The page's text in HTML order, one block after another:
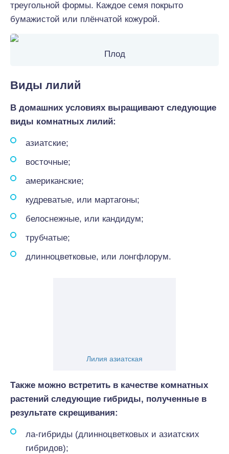
треугольной формы. Каждое семя покрыто
бумажистой или плёнчатой кожурой.
Плод
Виды лилий
В домашних условиях выращивают следующие
виды комнатных лилий:
азиатские;
восточные;
американские;
кудреватые, или мартагоны;
белоснежные, или кандидум;
трубчатые;
длинноцветковые, или лонгфлорум.
Лилия азиатская
Также можно встретить в качестве комнатных
растений следующие гибриды, полученные в
результате скрещивания:
ла-гибриды (длинноцветковых и азиатских
гибридов);